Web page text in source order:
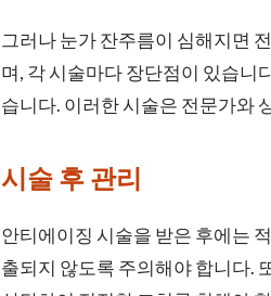
그러나 눈가 잔주름이 심해지면
며, 각 시술마다 장단점이 있습니
습니다. 이러한 시술은 전문가와
시술 후 관리
안티에이징 시술을 받은 후에는
출되지 않도록 주의해야 합니다.